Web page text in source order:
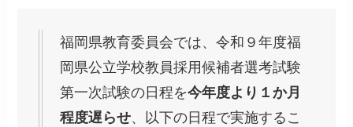
福岡県教育委員会では、令和９年度福
岡県公立学校教員採用候補者選考試験
第一次試験の日程を今年度より１か月
程度遅らせ、以下の日程で実施するこ